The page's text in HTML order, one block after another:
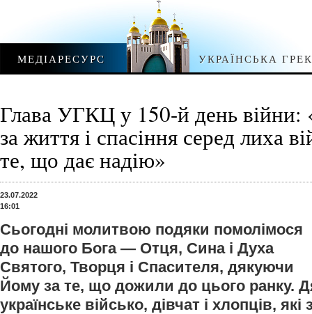
МЕДІАРЕСУРС УКРАЇНСЬКА
Глава УГКЦ у 150-й день війни:
за життя і спасіння серед лиха
те, що дає надію»
23.07.2022
16:01
Сьогодні молитвою подяки помолімося
до нашого Бога — Отця, Сина і Духа
Святого, Творця і Спасителя, дякуючи
Йому за те, що дожили до цього ранку.
українське військо, дівчат і хлопців,